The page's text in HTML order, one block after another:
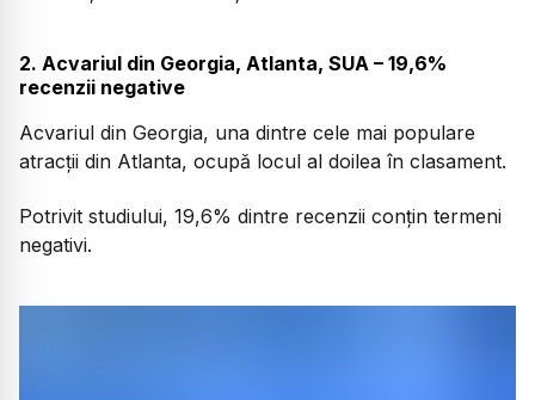
2. Acvariul din Georgia, Atlanta, SUA – 19,6%
recenzii negative
Acvariul din Georgia, una dintre cele mai populare
atracții din Atlanta, ocupă locul al doilea în clasament.
Potrivit studiului, 19,6% dintre recenzii conțin termeni
negativi.